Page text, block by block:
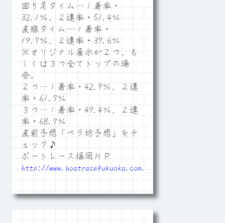
回り足タイム…１着率・
32.1％、２連率・51.4％
直線タイム…１着率・
19.7％、２連率・37.6％
※オリジナル展示が２つ、も
しくは３つ全てトップの場
合。
２つ…１着率・42.9％、２連
率・61.7％
３つ…１着率・49.4％、２連
率・68.7％
直前予想「ペラ坊予想」をチ
ェック♪
ボートレース福岡ＨＰ
http://www.boatracefukuoka.com/